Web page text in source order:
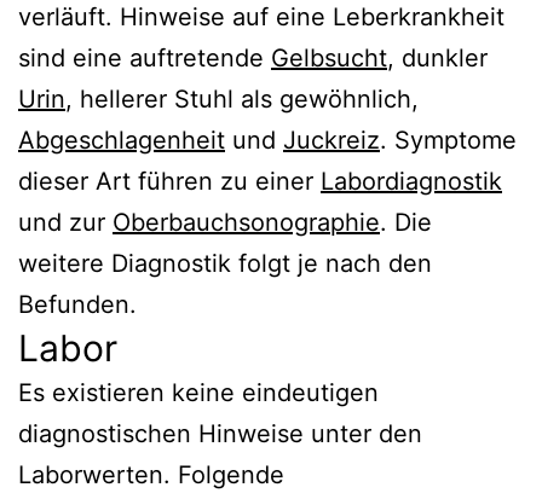
verläuft. Hinweise auf eine Leberkrankheit
sind eine auftretende Gelbsucht, dunkler
Urin, hellerer Stuhl als gewöhnlich,
Abgeschlagenheit und Juckreiz. Symptome
dieser Art führen zu einer Labordiagnostik
und zur Oberbauchsonographie. Die
weitere Diagnostik folgt je nach den
Befunden.
Labor
Es existieren keine eindeutigen
diagnostischen Hinweise unter den
Laborwerten. Folgende